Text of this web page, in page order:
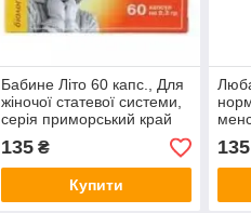
Бабине Літо 60 капс., Для
жіночої статевої системи,
серія приморський край
135₴
Купити
край
135